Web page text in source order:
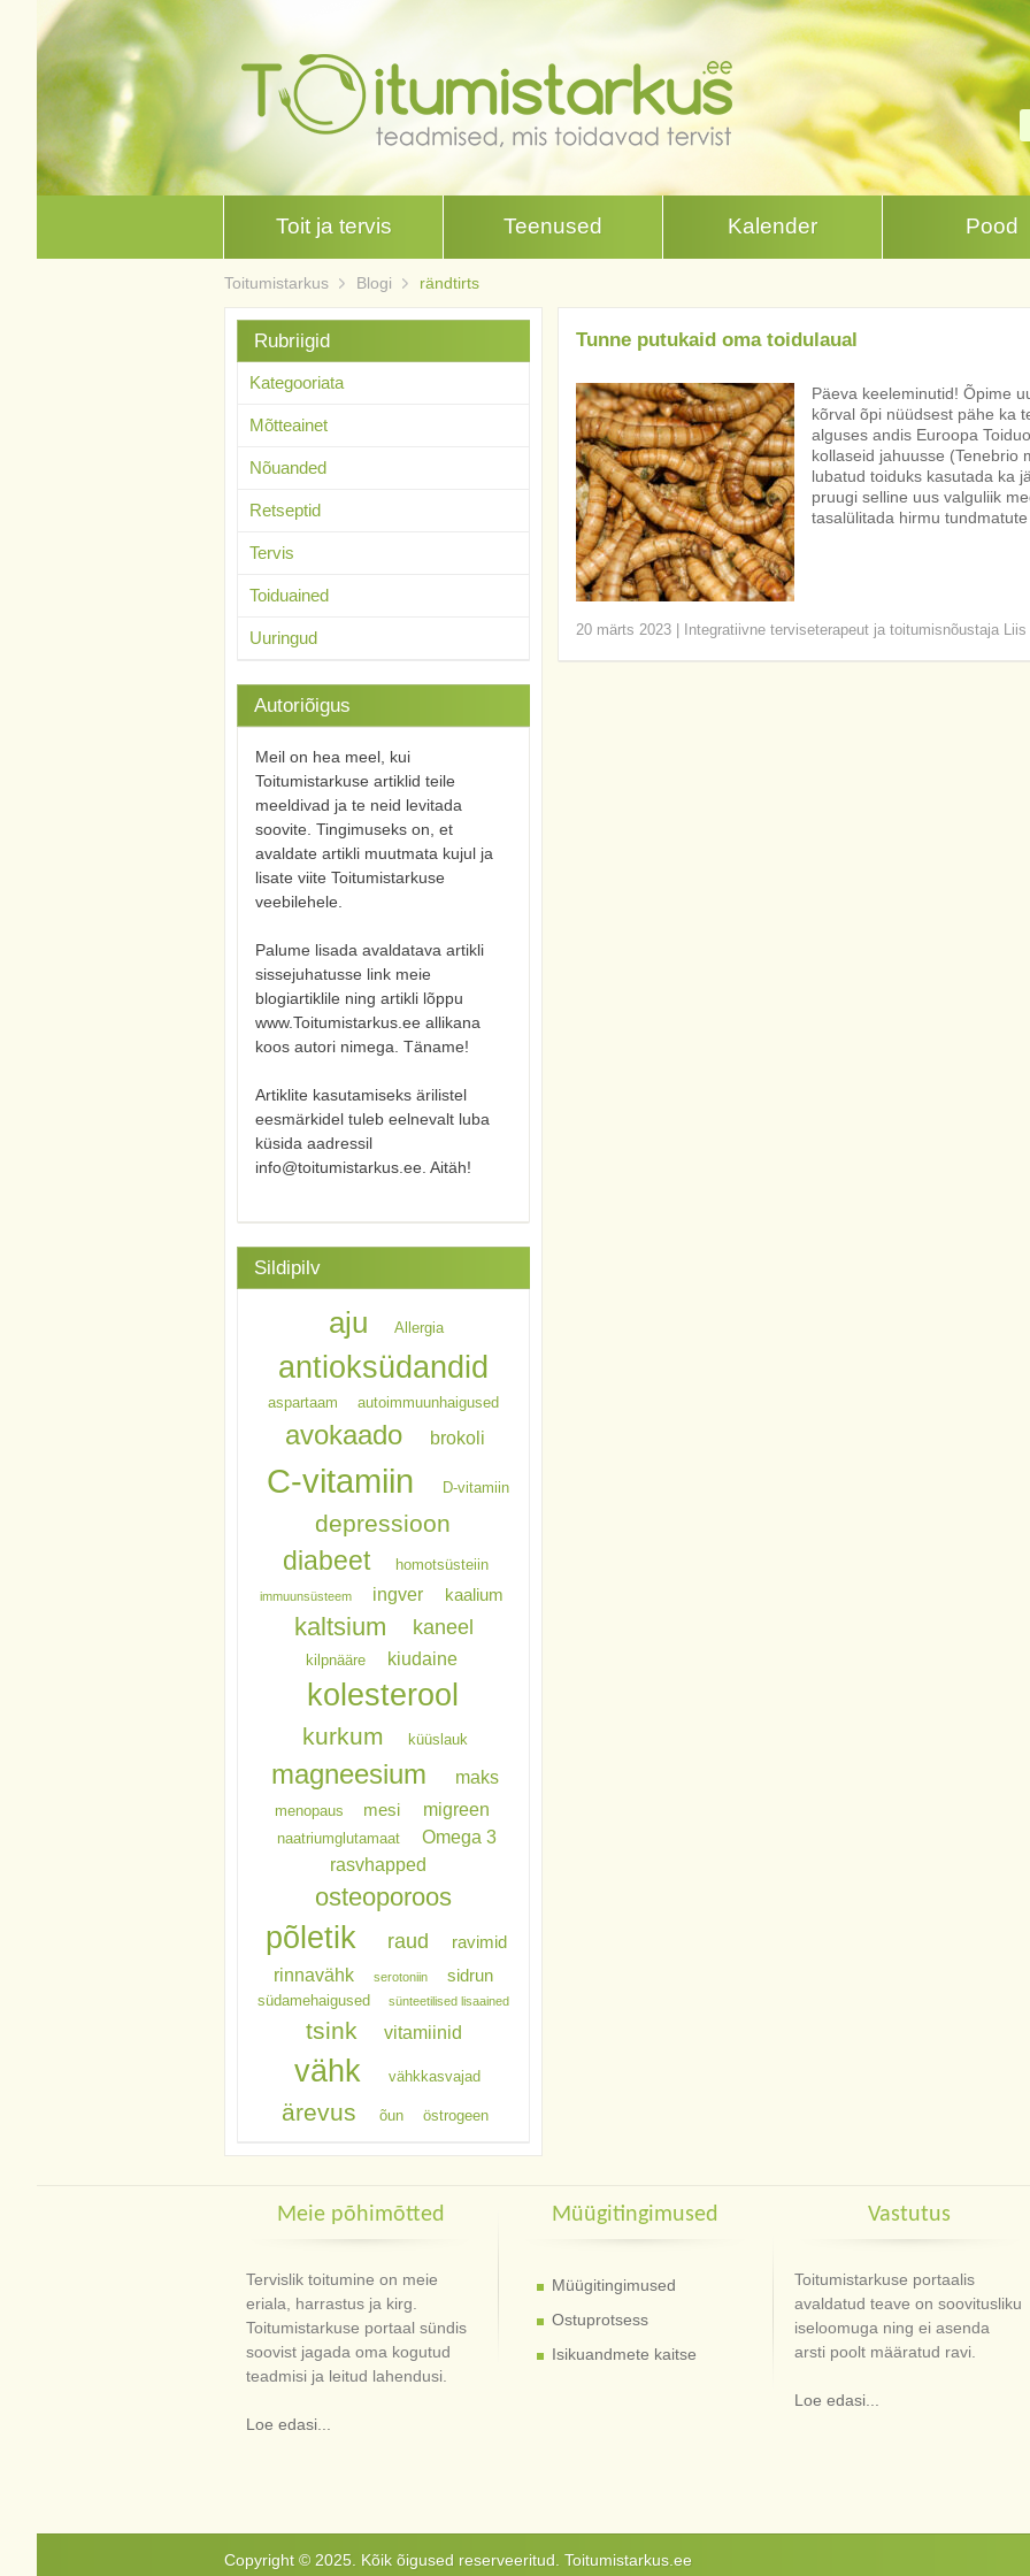
Toit ja tervis Teenused Kalender Pood
Toitumistarkus Blogi rändtirts
Tunne putukaid oma toidulaual
Päeva keeleminutid! Õpime
kõrval õpi nüüdsest pähe ka
alguses andis Euroopa
kollaseid jahuusse (Tenebrio
lubatud toiduks kasutada ka
pruugi selline uus valguliik
tasalülitada hirmu
20 märts 2023| Integratiivne terviseterapeut ja toitumisnõustaja Liis
Rubriigid
Kategooriata
Mõtteainet
Nõuanded
Retseptid
Tervis
Toiduained
Uuringud
Autoriõigus
Meil on hea meel, kui
Toitumistarkuse artiklid teile
meeldivad ja te neid levitada
soovite. Tingimuseks on, et
avaldate artikli muutmata kujul ja
lisate viite Toitumistarkuse
veebilehele.
Palume lisada avaldatava artikli
sissejuhatusse link meie
blogiartiklile ning artikli lõppu
www.Toitumistarkus.ee allikana
koos autori nimega. Täname!
Artiklite kasutamiseks ärilistel
eesmärkidel tuleb eelnevalt luba
küsida aadressil
info@toitumistarkus.ee. Aitäh!
Sildipilv
aju Allergia
antioksüdandid
aspartaam autoimmuunhaigused
avokaado brokoli
C-vitamiin D-vitamiin
depressioon
diabeet homotsüsteiin
immuunsüsteem ingver kaalium
kaltsium kaneel
kilpnääre kiudaine
kolesterool
kurkum küüslauk
magneesium maks
menopaus mesi migreen
naatriumglutamaat
Omega 3
rasvhapped
osteoporoos
põletik raud ravimid
rinnavähk serotoniin sidrun
südamehaigused sünteetilised lisaained
tsink vitamiinid
vähk vähkkasvajad
ärevus õun östrogeen
Meie põhimõtted
Tervislik toitumine on meie
eriala, harrastus ja kirg.
Toitumistarkuse portaal sündis
soovist jagada oma kogutud
teadmisi ja leitud lahendusi.
Loe edasi...
Müügitingimused
Müügitingimused
Ostuprotsess
Isikuandmete kaitse
Vastutus
Toitumistarkuse portaalis
avaldatud teave on soovitusliku
iseloomuga ning ei asenda
arsti poolt määratud ravi.
Loe edasi...
Copyright © 2025. Kõik õigused reserveeritud. Toitumistarkus.ee